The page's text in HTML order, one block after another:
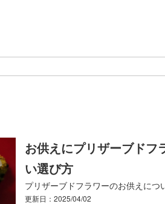
お供えにプリザーブドフ
い選び方
プリザーブドフラワーのお供えにつ
更新日：2025/04/02